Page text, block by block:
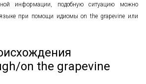
информации, подобную ситуацию можно
при помощи идиомы on the grapevine или
on the grapevine